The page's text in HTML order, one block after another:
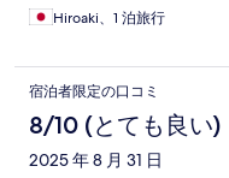
Hiroaki、1 泊旅行
宿泊者限定の口コミ
8/10 (とても良い)
2025 年 8 月 31 日